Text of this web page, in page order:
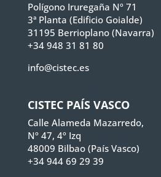
Polígono Iruregaña Nº 71
3ª Planta (Edificio Goialde)
31195 Berrioplano (Navarra)
+34 948 31 81 80
info@cistec.es
CISTEC PAÍS VASCO
Calle Alameda Mazarredo,
Nº 47, 4º Izq
48009 Bilbao (País Vasco)
+34 944 69 29 39